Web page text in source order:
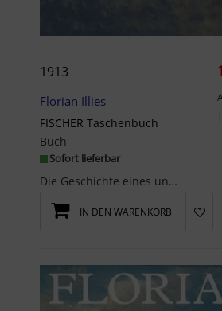
1913
Florian Illies
FISCHER Taschenbuch
Buch
Sofort lieferbar
Die Geschichte eines ungeheuren Jahres - der internationale Bestseller jetzt im handlichen Tasche...
IN DEN WARENKORB